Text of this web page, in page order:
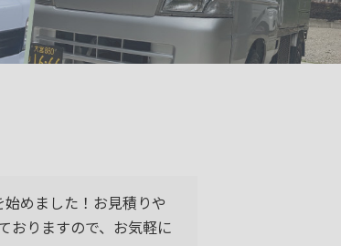
めました！お見積りや
おりますので、お気軽に